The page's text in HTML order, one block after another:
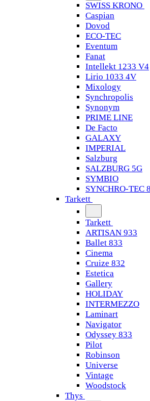
SWISS KRONO
Caspian
Dovod
ECO-TEC
Eventum
Fanat
Intellekt 1233 V4
Lirio 1033 4V
Mixology
Synchropolis
Synonym
PRIME LINE
De Facto
GALAXY
IMPERIAL
Salzburg
SALZBURG 5G
SYMBIO
SYNCHRO-TEC
Tarkett
Tarkett
ARTISAN 933
Ballet 833
Cinema
Cruize 832
Estetica
Gallery
HOLIDAY
INTERMEZZO
Laminart
Navigator
Odyssey 833
Pilot
Robinson
Universe
Vintage
Woodstock
Thys